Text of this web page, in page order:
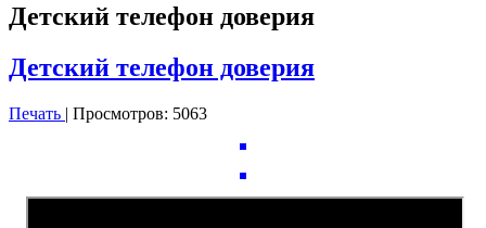
Детский телефон доверия
Детский телефон доверия
Печать | Просмотров: 5063